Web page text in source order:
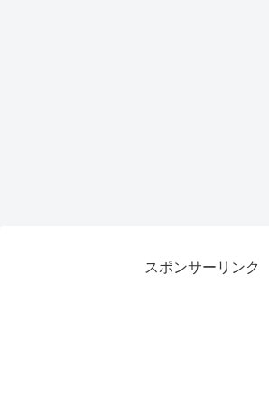
スポンサーリンク